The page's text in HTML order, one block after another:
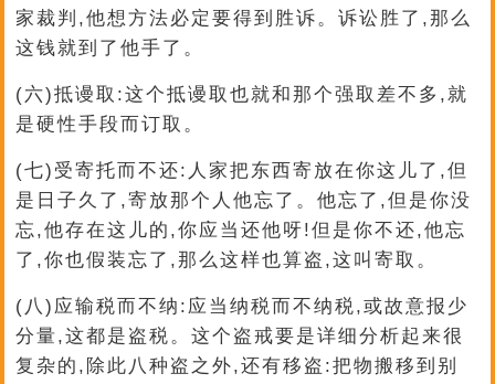
家裁判,他想方法必定要得到胜诉。诉讼胜了,那么
这钱就到了他手了。
(六)抵谩取:这个抵谩取也就和那个强取差不多,就
是硬性手段而订取。
(七)受寄托而不还:人家把东西寄放在你这儿了,但
是日子久了,寄放那个人他忘了。他忘了,但是你没
忘,他存在这儿的,你应当还他呀!但是你不还,他忘
了,你也假装忘了,那么这样也算盗,这叫寄取。
(八)应输税而不纳:应当纳税而不纳税,或故意报少
分量,这都是盗税。这个盗戒要是详细分析起来很
复杂的,除此八种盗之外,还有移盗:把物搬移到别